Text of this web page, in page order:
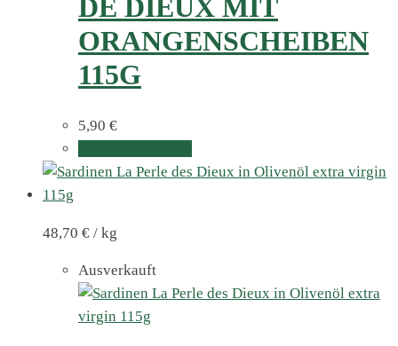
DE DIEUX MIT
ORANGENSCHEIBEN
115G
5,90 €
48,70 € / kg
Ausverkauft